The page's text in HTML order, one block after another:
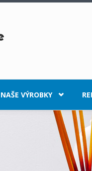
NAŠE VÝROBKY